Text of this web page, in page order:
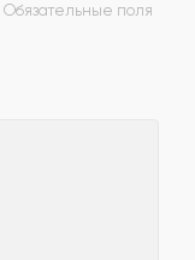
Обязательные поля